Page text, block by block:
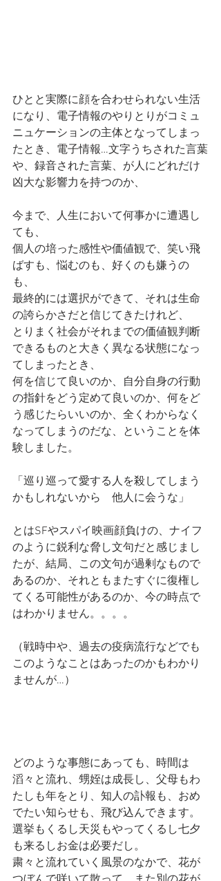
ひとと実際に顔を合わせられない生活
になり、電子情報のやりとりがコミュ
ニュケーションの主体となってしまっ
たとき、電子情報…文字うちされた言葉
や、録音された言葉、が人にどれだけ
凶大な影響力を持つのか、
今まで、人生において何事かに遭遇し
ても、
個人の培った感性や価値観で、笑い飛
ばすも、悩むのも、好くのも嫌うの
も、
最終的には選択ができて、それは生命
の誇らかさだと信じてきたけれど、
とりまく社会がそれまでの価値観判断
できるものと大きく異なる状態になっ
てしまったとき、
何を信じて良いのか、自分自身の行動
の指針をどう定めて良いのか、何をど
う感じたらいいのか、全くわからなく
なってしまうのだな、ということを体
験しました。
「巡り巡って愛する人を殺してしまう
かもしれないから　他人に会うな」
とはSFやスパイ映画顔負けの、ナイフ
のように鋭利な脅し文句だと感じまし
たが、結局、この文句が過剰なもので
あるのか、それともまたすぐに復権し
てくる可能性があるのか、今の時点で
はわかりません。。。。
（戦時中や、過去の疫病流行などでも
このようなことはあったのかもわかり
ませんが…）
どのような事態にあっても、時間は
滔々と流れ、甥姪は成長し、父母もわ
たしも年をとり、知人の訃報も、おめ
でたい知らせも、飛び込んできます。
選挙もくるし天災もやってくるし七夕
も来るしお金は必要だし。
粛々と流れていく風景のなかで、花が